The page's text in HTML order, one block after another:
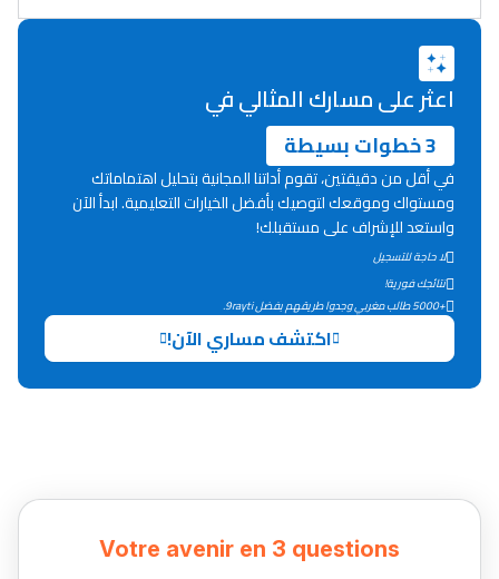
Lycée Maroc
التعليم الثانوي التأهيلي
Collège au Maroc
التعليم الثانوي الإعدادي
+ de 89 Interviews/Vidéos
اعثر على مسارك المثالي في
3 خطوات بسيطة
في أقل من دقيقتين، تقوم أداتنا المجانية بتحليل اهتماماتك
ومستواك وموقعك لتوصيك بأفضل الخيارات التعليمية. ابدأ الآن
واستعد للإشراف على مستقبلك!
لا حاجة للتسجيل
نتائجك فورية!
+5000 طالب مغربي وجدوا طريقهم بفضل 9rayti.
اكتشف مساري الآن!
Votre avenir en 3 questions